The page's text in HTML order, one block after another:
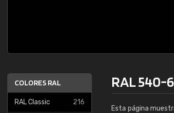
COLORES RAL
RAL Classic 216
RAL 540-6
Esta página